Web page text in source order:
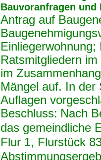
Bauvoranfragen und
Antrag auf
Ratsmitgliedern
im
Mängel auf. In der
Auflagen
Beschluss: Nach
das gemeindliche
Flur 1, Flurstück